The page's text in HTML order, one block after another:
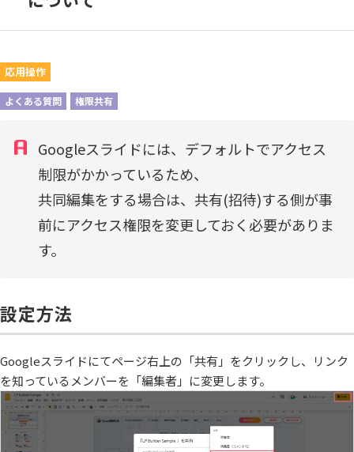
応用操作
よくある質問 権限共有
Googleスライドには、デフォルトでアクセス
制限がかかっているため、
共同編集をする場合は、共有(招待)する側が事
前にアクセス権限を変更しておく必要がありま
す。
設定方法
Googleスライドにてページ右上の「共有」をクリックし、リンク
を知っているメンバーを「編集者」に変更します。